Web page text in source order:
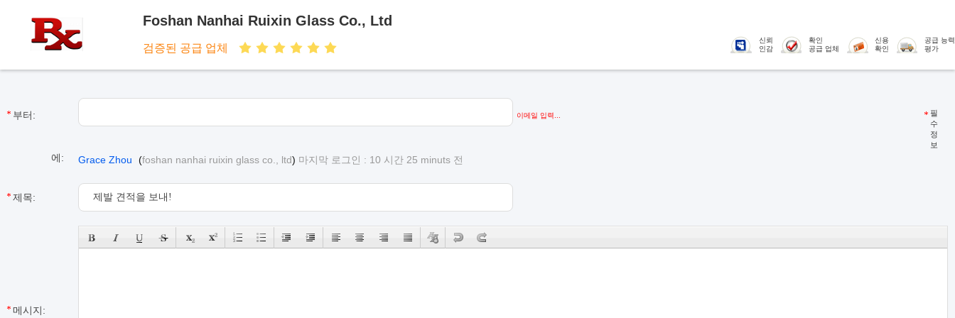
Foshan Nanhai Ruixin Glass Co., Ltd
검증된 공급 업체
신뢰
인감
확인
공급 업체
신용
확인
공급 능력
평가
부터: 이메일 입력...
필
수
정
보
에: Grace Zhou (foshan nanhai ruixin glass co., ltd) 마지막 로그인 : 10 시간 25 minuts 전
제목:
메시지: